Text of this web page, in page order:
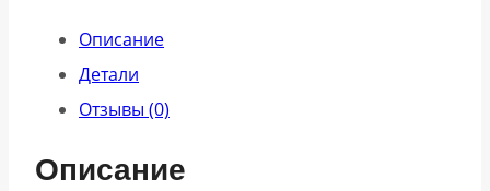
Описание
Детали
Отзывы (0)
Описание